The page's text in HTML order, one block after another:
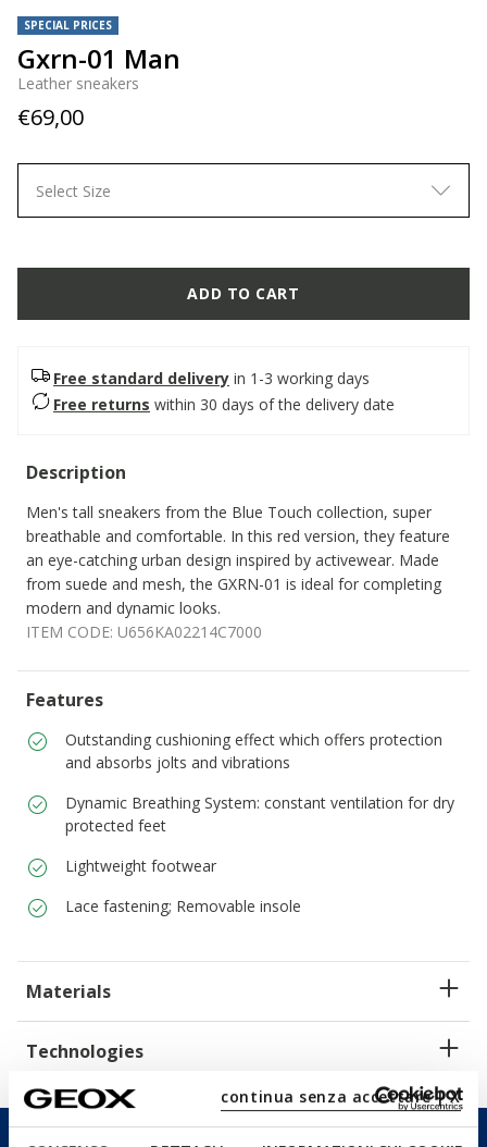
continua senza accettare | X
SPECIAL PRICES
Gxrn-01 Man
Leather sneakers
€69,00
Select Size
ADD TO CART
Free standard delivery in 1-3 working days
Free returns within 30 days of the delivery date
Description
Men's tall sneakers from the Blue Touch collection, super
breathable and comfortable. In this red version, they feature
an eye-catching urban design inspired by activewear. Made
from suede and mesh, the GXRN-01 is ideal for completing
modern and dynamic looks.
ITEM CODE: U656KA02214C7000
Features
Outstanding cushioning effect which offers protection
and absorbs jolts and vibrations
Dynamic Breathing System: constant ventilation for dry
protected feet
Lightweight footwear
Lace fastening; Removable insole
Materials
Technologies